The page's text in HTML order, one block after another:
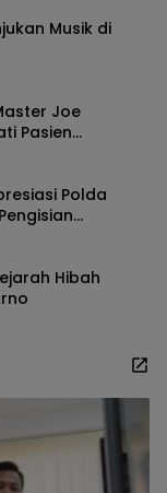
Musik di
Joe
Pasien
Polda
Hibah